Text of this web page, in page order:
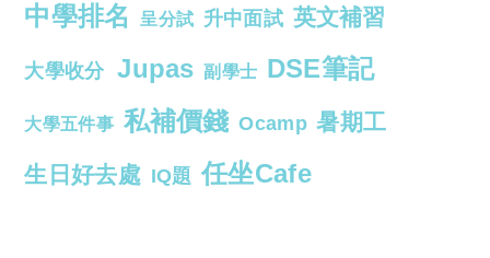
中學排名 呈分試 升中面試 英文補習
大學收分 Jupas 副學士 DSE筆記
大學五件事 私補價錢 Ocamp 暑期工
生日好去處 IQ題 任坐Cafe